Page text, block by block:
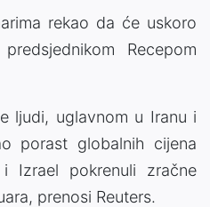
rekao da će uskoro
Recepom
ljudi, uglavnom u Iranu i
porast globalnih cijena
Izrael pokrenuli zračne
prenosi Reuters.